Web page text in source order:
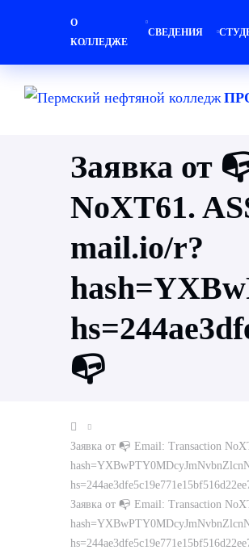
О
КОЛЛЕДЖЕ
СВЕДЕНИЯ
Заявка от
NoXT61.
mail.io/r?
📭
Заявка от 📭 Email: Transaction
Заявка от 📭 Email: Transaction